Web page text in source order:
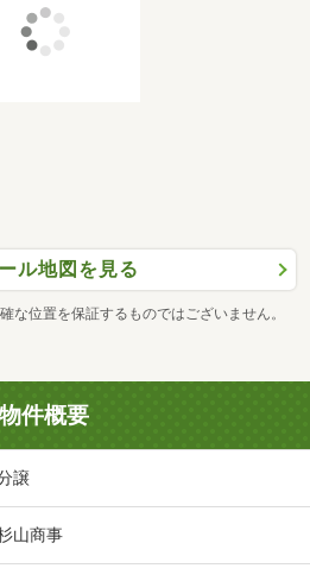
ル地図を見る
な位置を保証するものではございません。
物件概要
譲
山商事